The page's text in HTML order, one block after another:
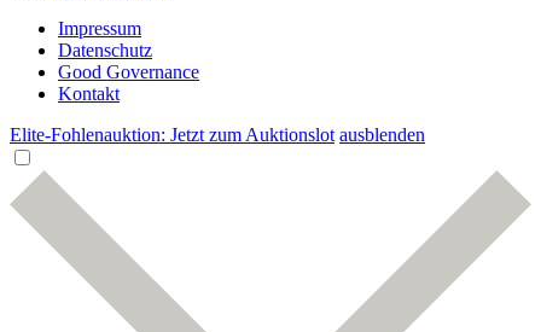
Impressum
Datenschutz
Good Governance
Kontakt
Elite-Fohlenauktion: Jetzt zum Auktionslot ausblenden